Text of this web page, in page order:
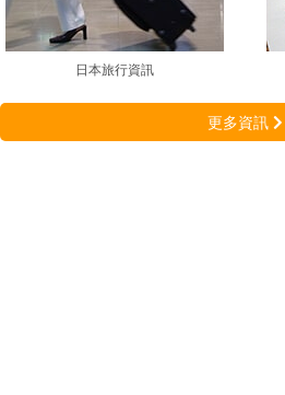
日本旅行資訊
更多資訊